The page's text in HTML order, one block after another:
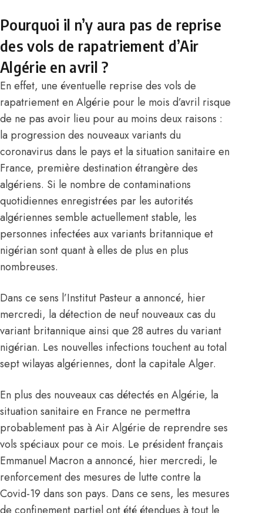
Pourquoi il n’y aura pas de reprise
des vols de rapatriement d’Air
Algérie en avril ?
En effet, une éventuelle reprise des vols de
rapatriement en Algérie pour le mois d’avril risque
de ne pas avoir lieu pour au moins deux raisons :
la progression des nouveaux variants du
coronavirus dans le pays et la situation sanitaire en
France, première destination étrangère des
algériens. Si le nombre de contaminations
quotidiennes enregistrées par les autorités
algériennes semble actuellement stable, les
personnes infectées aux variants britannique et
nigérian sont quant à elles de plus en plus
nombreuses.
Dans ce sens l’Institut Pasteur a annoncé, hier
mercredi, la détection de neuf nouveaux cas du
variant britannique ainsi que 28 autres du variant
nigérian. Les nouvelles infections touchent au total
sept wilayas algériennes, dont la capitale Alger.
En plus des nouveaux cas détectés en Algérie, la
situation sanitaire en France ne permettra
probablement pas à Air Algérie de reprendre ses
vols spéciaux pour ce mois. Le président français
Emmanuel Macron a annoncé, hier mercredi, le
renforcement des mesures de lutte contre la
Covid-19 dans son pays. Dans ce sens, les mesures